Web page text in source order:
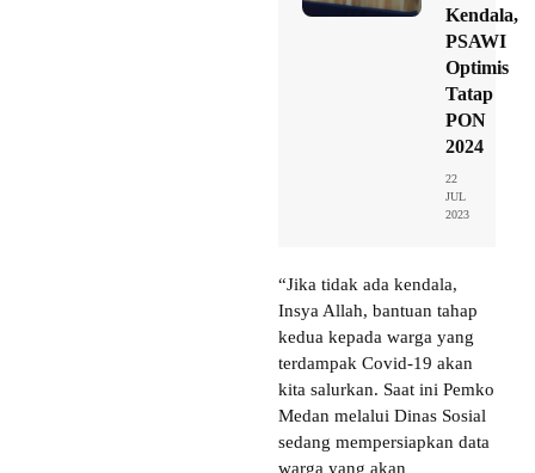
Kendala,
PSAWI
Optimis
Tatap
PON
2024
22
JUL
2023
“Jika tidak ada kendala,
Insya Allah, bantuan tahap
kedua kepada warga yang
terdampak Covid-19 akan
kita salurkan. Saat ini Pemko
Medan melalui Dinas Sosial
sedang mempersiapkan data
warga yang akan